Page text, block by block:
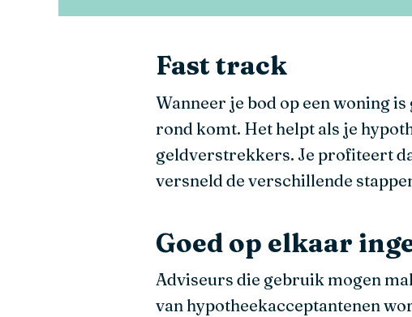
Fast track
Wanneer je bod op een woning
rond komt. Het helpt als je
geldverstrekkers. Je profiteert
versneld de verschillende
Goed op elkaar
Adviseurs die gebruik mogen
van hypotheekacceptantenen